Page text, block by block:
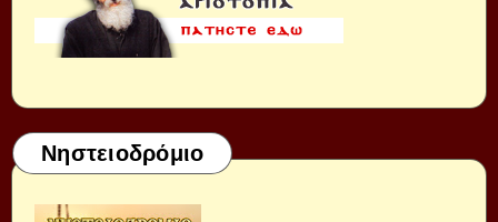
Νηστειοδρόμιο